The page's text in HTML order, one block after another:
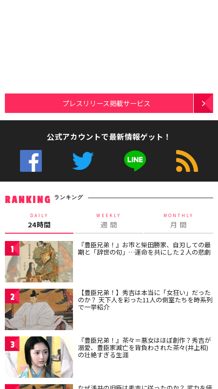
プレスリリース掲載サービス
公式アカウントで最新情報ゲット！
RANKING ランキング
DAILY
24時間
WEEKLY
週 間
MONTHLY
月 間
1 『豊臣兄弟！』お市と柴田勝家、自刃しての最
期と「辞世の句」…運命を共にした２人の悲劇
2 【豊臣兄弟！】秀吉は本当に「女狂い」だった
のか？ 天下人を彩った11人の側室たちを時系列
で一挙紹介
3 『豊臣兄弟！』茶々＝悪女はほぼ創作？秀吉が
溺愛、豊臣家滅亡を背負わされた茶々(井上和)
の壮絶すぎる生涯